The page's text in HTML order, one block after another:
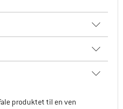
produktet til en ven